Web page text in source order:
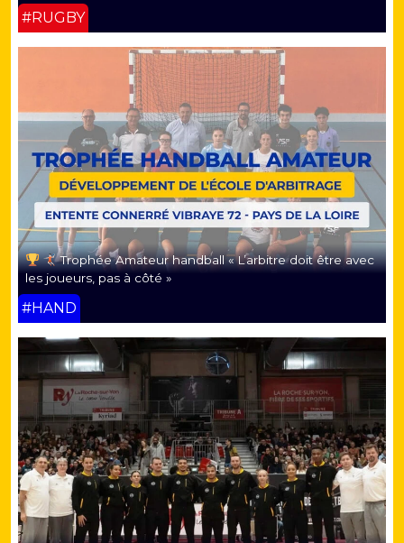
#RUGBY
Trophée Amateur handball « L’arbitre doit être avec
les joueurs, pas à côté »
#HAND